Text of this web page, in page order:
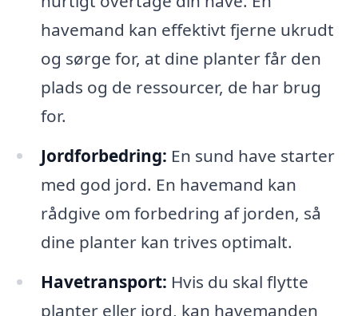
havemand kan effektivt fjerne ukrudt
og sørge for, at dine planter får den
plads og de ressourcer, de har brug
for.
Jordforbedring: En sund have starter
med god jord. En havemand kan
rådgive om forbedring af jorden, så
dine planter kan trives optimalt.
Havetransport: Hvis du skal flytte
planter eller jord, kan havemanden